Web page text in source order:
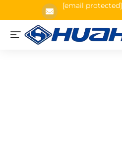
[email protected]